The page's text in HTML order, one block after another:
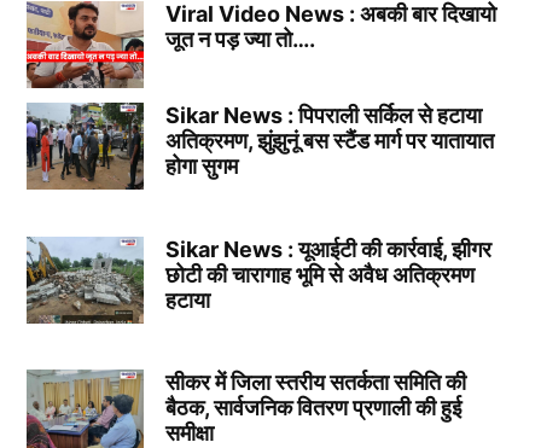
Viral Video News : अबकी बार दिखायो
जूत न पड़ ज्या तो….
Sikar News : पिपराली सर्किल से हटाया
अतिक्रमण, झुंझुनूं बस स्टैंड मार्ग पर यातायात
होगा सुगम
Sikar News : यूआईटी की कार्रवाई, झीगर
छोटी की चारागाह भूमि से अवैध अतिक्रमण
हटाया
सीकर में जिला स्तरीय सतर्कता समिति की
बैठक, सार्वजनिक वितरण प्रणाली की हुई
समीक्षा